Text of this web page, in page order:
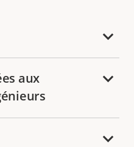
aux